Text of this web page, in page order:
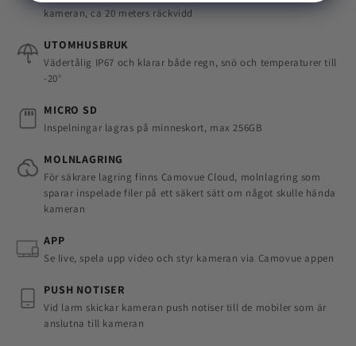
kameran, ca 20 meters räckvidd
UTOMHUSBRUK
Vädertålig IP67 och klarar både regn, snö och temperaturer till
-20°
MICRO SD
Inspelningar lagras på minneskort, max 256GB
MOLNLAGRING
För säkrare lagring finns Camovue Cloud, molnlagring som
sparar inspelade filer på ett säkert sätt om något skulle hända
kameran
APP
Se live, spela upp video och styr kameran via Camovue appen
PUSH NOTISER
Vid larm skickar kameran push notiser till de mobiler som är
anslutna till kameran